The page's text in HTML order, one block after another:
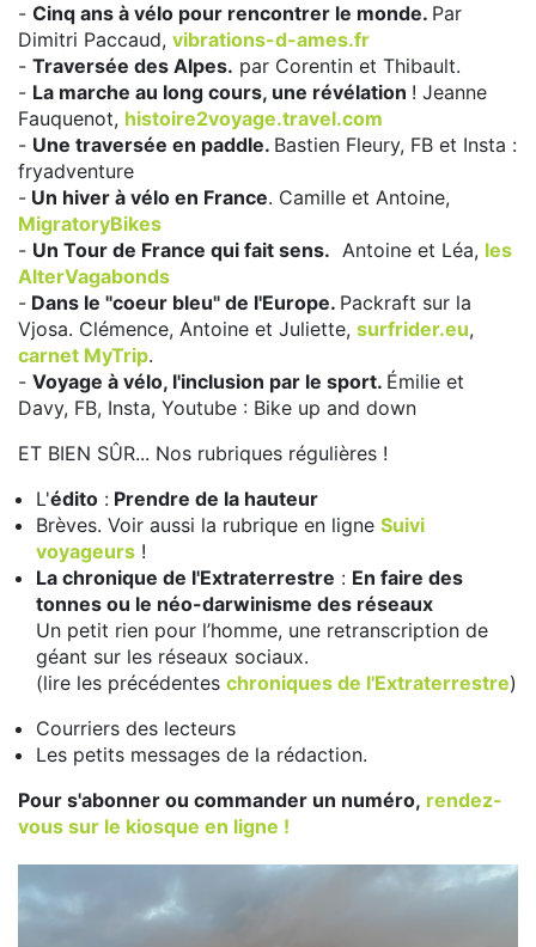
- Cinq ans à vélo pour rencontrer le monde. Par
Dimitri Paccaud, vibrations-d-ames.fr
- Traversée des Alpes. par Corentin et Thibault.
- La marche au long cours, une révélation ! Jeanne
Fauquenot, histoire2voyage.travel.com
- Une traversée en paddle. Bastien Fleury, FB et Insta :
fryadventure
- Un hiver à vélo en France. Camille et Antoine,
MigratoryBikes
- Un Tour de France qui fait sens. Antoine et Léa, les
AlterVagabonds
- Dans le "coeur bleu" de l'Europe. Packraft sur la
Vjosa. Clémence, Antoine et Juliette, surfrider.eu,
carnet MyTrip.
- Voyage à vélo, l'inclusion par le sport. Émilie et
Davy, FB, Insta, Youtube : Bike up and down
ET BIEN SÛR... Nos rubriques régulières !
L'édito : Prendre de la hauteur
Brèves. Voir aussi la rubrique en ligne Suivi
voyageurs !
La chronique de l'Extraterrestre : En faire des
tonnes ou le néo-darwinisme des réseaux
Un petit rien pour l’homme, une retranscription de
géant sur les réseaux sociaux.
(lire les précédentes chroniques de l'Extraterrestre)
Courriers des lecteurs
Les petits messages de la rédaction.
Pour s'abonner ou commander un numéro, rendez-
vous sur le kiosque en ligne !